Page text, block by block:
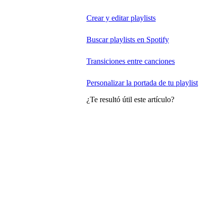
Crear y editar playlists
Buscar playlists en Spotify
Transiciones entre canciones
Personalizar la portada de tu playlist
¿Te resultó útil este artículo?